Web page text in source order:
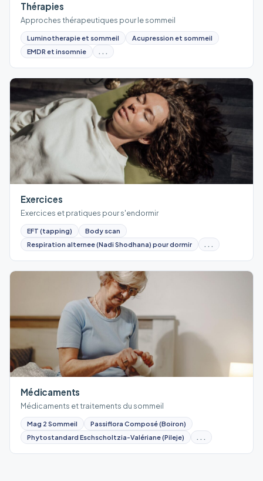
Thérapies
Approches thérapeutiques pour le sommeil
Luminotherapie et sommeil
Acupression et sommeil
EMDR et insomnie
...
Exercices
Exercices et pratiques pour s'endormir
EFT (tapping)
Body scan
Respiration alternee (Nadi Shodhana) pour dormir
...
Médicaments
Médicaments et traitements du sommeil
Mag 2 Sommeil
Passiflora Composé (Boiron)
Phytostandard Eschscholtzia-Valériane (Pileje)
...